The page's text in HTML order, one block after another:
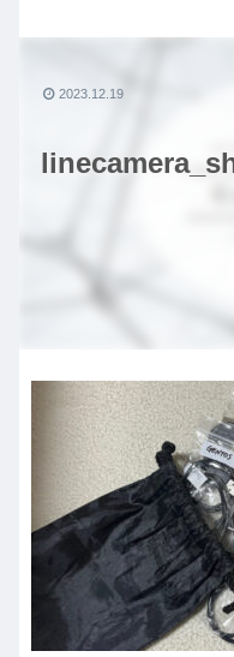
2023.12.19